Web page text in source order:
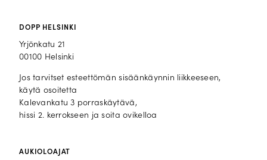
DOPP HELSINKI
Yrjönkatu 21
00100 Helsinki
Jos tarvitset esteettömän sisäänkäynnin liikkeeseen,
käytä osoitetta
Kalevankatu 3 porraskäytävä,
hissi 2. kerrokseen ja soita ovikelloa
AUKIOLOAJAT